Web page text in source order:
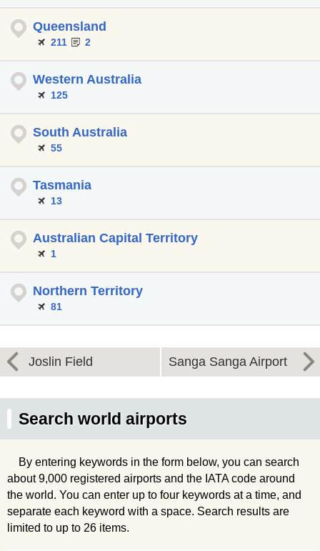
Queensland
211 2
Western Australia
125
South Australia
55
Tasmania
13
Australian Capital Territory
1
Northern Territory
81
Joslin Field Sanga Sanga Airport
Search world airports
By entering keywords in the form below, you can search
about 9,000 registered airports and the IATA code around
the world. You can enter up to four keywords at a time, and
separate each keyword with a space. Search results are
limited to up to 26 items.